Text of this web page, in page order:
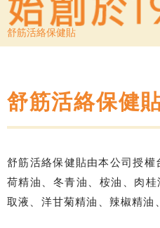
舒筋活絡保健貼
舒筋活絡保健
舒筋活絡保健貼由本公司授
荷精油、冬青油、桉油、肉
取液、洋甘菊精油、辣椒精油